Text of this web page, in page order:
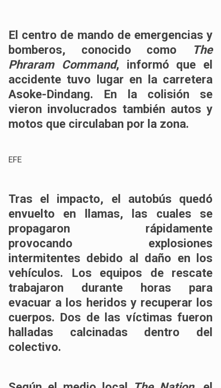
El centro de mando de emergencias y
bomberos, conocido como
The
Phraram Command, informó que el
accidente tuvo lugar en la carretera
Asoke-Dindang. En la colisión se
vieron involucrados también autos y
motos que circulaban por la zona.
EFE
Tras el impacto, el autobús quedó
envuelto en llamas, las cuales se
propagaron rápidamente
provocando
explosiones
intermitentes debido al daño en los
vehículos. Los equipos de rescate
trabajaron durante horas para
evacuar a los heridos y recuperar los
cuerpos. Dos de las víctimas fueron
halladas calcinadas dentro del
colectivo.